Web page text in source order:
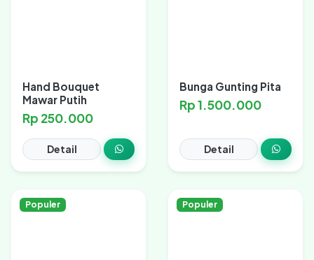
Hand Bouquet
Mawar Putih
Rp 250.000
Detail
Bunga Gunting Pita
Rp 1.500.000
Detail
Populer Populer